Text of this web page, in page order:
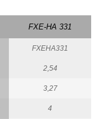
FXE-HA 331
FXEHA331
2,54
3,27
4